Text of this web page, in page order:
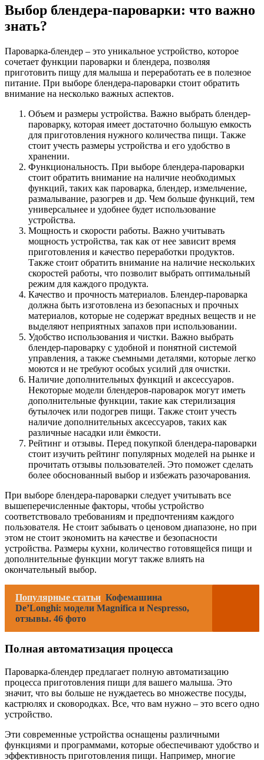
Выбор блендера-пароварки: что важно
знать?
Пароварка-блендер – это уникальное устройство, которое
сочетает функции пароварки и блендера, позволяя
приготовить пищу для малыша и переработать ее в полезное
питание. При выборе блендера-пароварки стоит обратить
внимание на несколько важных аспектов.
Объем и размеры устройства. Важно выбрать блендер-
пароварку, которая имеет достаточно большую емкость
для приготовления нужного количества пищи. Также
стоит учесть размеры устройства и его удобство в
хранении.
Функциональность. При выборе блендера-пароварки
стоит обратить внимание на наличие необходимых
функций, таких как пароварка, блендер, измельчение,
размалывание, разогрев и др. Чем больше функций, тем
универсальнее и удобнее будет использование
устройства.
Мощность и скорости работы. Важно учитывать
мощность устройства, так как от нее зависит время
приготовления и качество переработки продуктов.
Также стоит обратить внимание на наличие нескольких
скоростей работы, что позволит выбрать оптимальный
режим для каждого продукта.
Качество и прочность материалов. Блендер-пароварка
должна быть изготовлена из безопасных и прочных
материалов, которые не содержат вредных веществ и не
выделяют неприятных запахов при использовании.
Удобство использования и чистки. Важно выбрать
блендер-пароварку с удобной и понятной системой
управления, а также съемными деталями, которые легко
моются и не требуют особых усилий для очистки.
Наличие дополнительных функций и аксессуаров.
Некоторые модели блендеров-пароварок могут иметь
дополнительные функции, такие как стерилизация
бутылочек или подогрев пищи. Также стоит учесть
наличие дополнительных аксессуаров, таких как
различные насадки или ёмкости.
Рейтинг и отзывы. Перед покупкой блендера-пароварки
стоит изучить рейтинг популярных моделей на рынке и
прочитать отзывы пользователей. Это поможет сделать
более обоснованный выбор и избежать разочарования.
При выборе блендера-пароварки следует учитывать все
вышеперечисленные факторы, чтобы устройство
соответствовало требованиям и предпочтениям каждого
пользователя. Не стоит забывать о ценовом диапазоне, но при
этом не стоит экономить на качестве и безопасности
устройства. Размеры кухни, количество готовящейся пищи и
дополнительные функции могут также влиять на
окончательный выбор.
Популярные статьи Кофемашина
De’Longhi: модели Magnifica и Nespresso,
отзывы. 46 фото
Полная автоматизация процесса
Пароварка-блендер предлагает полную автоматизацию
процесса приготовления пищи для вашего малыша. Это
значит, что вы больше не нуждаетесь во множестве посуды,
кастрюлях и сковородках. Все, что вам нужно – это всего одно
устройство.
Эти современные устройства оснащены различными
функциями и программами, которые обеспечивают удобство и
эффективность приготовления пищи. Например, многие